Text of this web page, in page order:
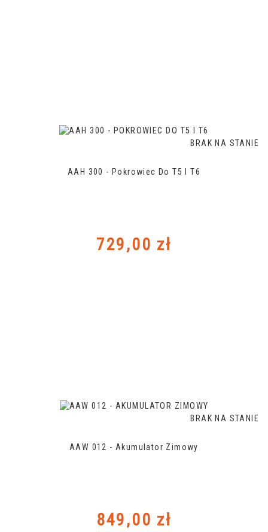
BRAK NA STANIE
AAH 300 - Pokrowiec Do T5 I T6
Cena
729,00 zł
BRAK NA STANIE
AAW 012 - Akumulator Zimowy
Cena
849,00 zł